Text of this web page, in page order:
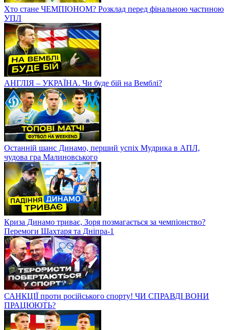
Хто стане ЧЕМПІОНОМ? Розклад перед фінальною частиною
УПЛ
АНГЛІЯ – УКРАЇНА. Чи буде бій на Вемблі?
Останній шанс Динамо, перший успіх Мудрика в АПЛ,
чудова гра Малиновського
Криза Динамо триває, Зоря позмагається за чемпіонство?
Перемоги Шахтаря та Дніпра-1
САНКЦІЇ проти російського спорту! ЧИ СПРАВДІ ВОНИ
ПРАЦЮЮТЬ?